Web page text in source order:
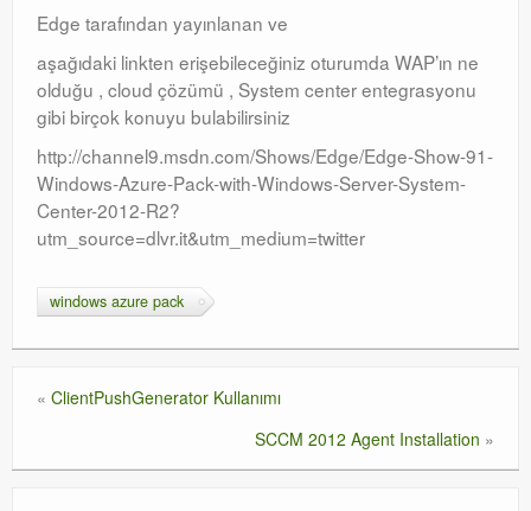
Windows Server Family
SCOM
Orchestrator
Watchguard
PHP & MySQL
Exchange
Edge tarafından yayınlanan ve
aşağıdaki linkten erişebileceğiniz oturumda WAP’ın ne
olduğu , cloud çözümü , System center entegrasyonu
gibi birçok konuyu bulabilirsiniz
http://channel9.msdn.com/Shows/Edge/Edge-Show-91-
Windows-Azure-Pack-with-Windows-Server-System-
Center-2012-R2?
utm_source=dlvr.it&utm_medium=twitter
windows azure pack
« ClientPushGenerator Kullanımı
SCCM 2012 Agent Installation »